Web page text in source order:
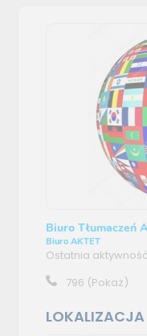
Biuro Tłumaczeń
Biuro AKTET
Ostatnia
796 (Pokaż)
LOKALIZACJA